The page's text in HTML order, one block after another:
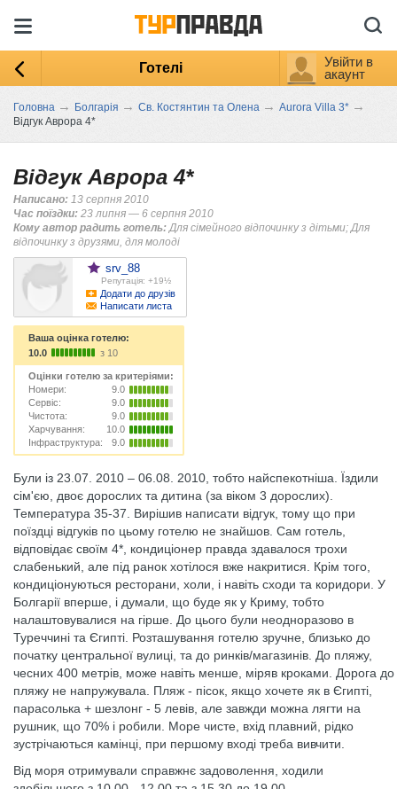
Готелі
Увійти в
акаунт
Головна → Болгарія → Св. Костянтин та Олена → Aurora Villa 3* →
Відгук Аврора 4*
Відгук Аврора 4*
Написано: 13 серпня 2010
Час поїздки: 23 липня — 6 серпня 2010
Кому автор радить готель: Для сімейного відпочинку з дітьми; Для
відпочинку з друзями, для молоді
srv_88
Репутація: +19½
Додати до друзів
Написати листа
Ваша оцінка готелю:
10.0
з 10
Оцінки готелю за критеріями:
Номери:
9.0
Сервіс:
9.0
Чистота:
9.0
Харчування:
10.0
Інфраструктура:
9.0
Були із 23.07. 2010 – 06.08. 2010, тобто найспекотніша. Їздили
сім'єю, двоє дорослих та дитина (за віком 3 дорослих).
Температура 35-37. Вирішив написати відгук, тому що при
поїздці відгуків по цьому готелю не знайшов. Сам готель,
відповідає своїм 4*, кондиціонер правда здавалося трохи
слабенький, але під ранок хотілося вже накритися. Крім того,
кондиціонуються ресторани, холи, і навіть сходи та коридори. У
Болгарії вперше, і думали, що буде як у Криму, тобто
налаштовувалися на гірше. До цього були неодноразово в
Туреччині та Єгипті. Розташування готелю зручне, близько до
початку центральної вулиці, та до ринків/магазинів. До пляжу,
чесних 400 метрів, може навіть менше, міряв кроками. Дорога до
пляжу не напружувала. Пляж - пісок, якщо хочете як в Єгипті,
парасолька + шезлонг - 5 левів, але завжди можна лягти на
рушник, що 70% і робили. Море чисте, вхід плавний, рідко
зустрічаються камінці, при першому вході треба вивчити.
Від моря отримували справжнє задоволення, ходили